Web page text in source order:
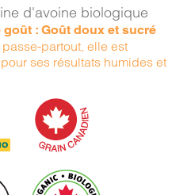
d'avoine biologique
goût : Goût doux et sucré
partout, elle est
ses résultats humides et